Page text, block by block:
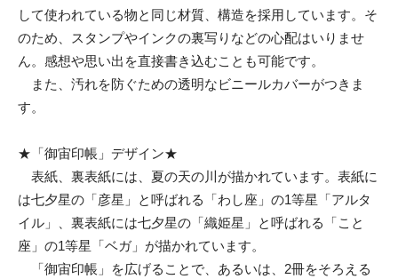
して使われている物と同じ材質、構造を採用しています。そ
のため、スタンプやインクの裏写りなどの心配はいりませ
ん。感想や思い出を直接書き込むことも可能です。
また、汚れを防ぐための透明なビニールカバーがつきま
す。
★「御宙印帳」デザイン★
表紙、裏表紙には、夏の天の川が描かれています。表紙に
は七夕星の「彦星」と呼ばれる「わし座」の1等星「アルタ
イル」、裏表紙には七夕星の「織姫星」と呼ばれる「こと
座」の1等星「ベガ」が描かれています。
「御宙印帳」を広げることで、あるいは、2冊をそろえる